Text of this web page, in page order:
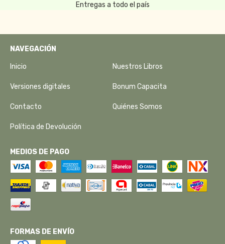
Entregas a todo el país
NAVEGACIÓN
Inicio Nuestros Libros
Versiones digitales Bonum Capacita
Contacto Quiénes Somos
Política de Devolución
MEDIOS DE PAGO
FORMAS DE ENVÍO